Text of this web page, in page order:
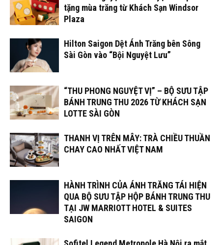
tặng mùa trăng từ Khách Sạn Windsor
Plaza
Hilton Saigon Dệt Ánh Trăng bên Sông
Sài Gòn vào “Bội Nguyệt Lưu”
“THU PHONG NGUYỆT VỊ” – BỘ SƯU TẬP
BÁNH TRUNG THU 2026 TỪ KHÁCH SẠN
LOTTE SÀI GÒN
THANH VỊ TRÊN MÂY: TRÀ CHIỀU THUẦN
CHAY CAO NHẤT VIỆT NAM
HÀNH TRÌNH CỦA ÁNH TRĂNG TÁI HIỆN
QUA BỘ SƯU TẬP HỘP BÁNH TRUNG THU
TẠI JW MARRIOTT HOTEL & SUITES
SAIGON